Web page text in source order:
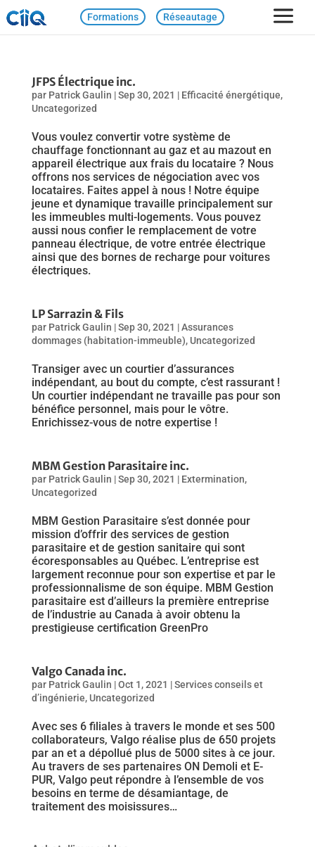
Formations Réseautage
JFPS Électrique inc.
par Patrick Gaulin |Sep 30, 2021 | Efficacité énergétique,
Uncategorized
Vous voulez convertir votre système de
chauffage fonctionnant au gaz et au mazout en
appareil électrique aux frais du locataire ? Nous
offrons nos services de négociation avec vos
locataires. Faites appel à nous ! Notre équipe
jeune et dynamique travaille principalement sur
les immeubles multi-logements. Vous pouvez
aussi nous confier le remplacement de votre
panneau électrique, de votre entrée électrique
ainsi que des bornes de recharge pour voitures
électriques.
LP Sarrazin & Fils
par Patrick Gaulin |Sep 30, 2021 |Assurances
dommages (habitation-immeuble), Uncategorized
Transiger avec un courtier d’assurances
indépendant, au bout du compte, c’est rassurant !
Un courtier indépendant ne travaille pas pour son
bénéfice personnel, mais pour le vôtre.
Enrichissez-vous de notre expertise !
MBM Gestion Parasitaire inc.
par Patrick Gaulin |Sep 30, 2021 | Extermination,
Uncategorized
MBM Gestion Parasitaire s’est donnée pour
mission d’offrir des services de gestion
parasitaire et de gestion sanitaire qui sont
écoresponsables au Québec. L’entreprise est
largement reconnue pour son expertise et par le
professionnalisme de son équipe. MBM Gestion
parasitaire est d’ailleurs la première entreprise
de l’industrie au Canada à avoir obtenu la
prestigieuse certification GreenPro
Valgo Canada inc.
par Patrick Gaulin |Oct 1, 2021 |Services conseils et
d’ingénierie, Uncategorized
Avec ses 6 filiales à travers le monde et ses 500
collaborateurs, Valgo réalise plus de 650 projets
par an et a dépollué plus de 5000 sites à ce jour.
Au travers de ses partenaires ON Demoli et E-
PUR, Valgo peut répondre à l’ensemble de vos
besoins en terme de désamiantage, de
traitement des moisissures…